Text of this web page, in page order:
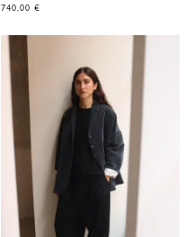
740,00 €